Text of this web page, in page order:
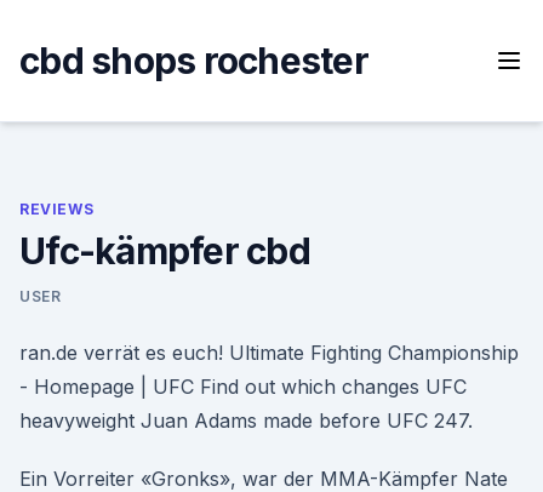
content
cbd shops rochester
REVIEWS
Ufc-kämpfer cbd
USER
ran.de verrät es euch! Ultimate Fighting Championship
- Homepage | UFC Find out which changes UFC
heavyweight Juan Adams made before UFC 247.
Ein Vorreiter «Gronks», war der MMA-Kämpfer Nate